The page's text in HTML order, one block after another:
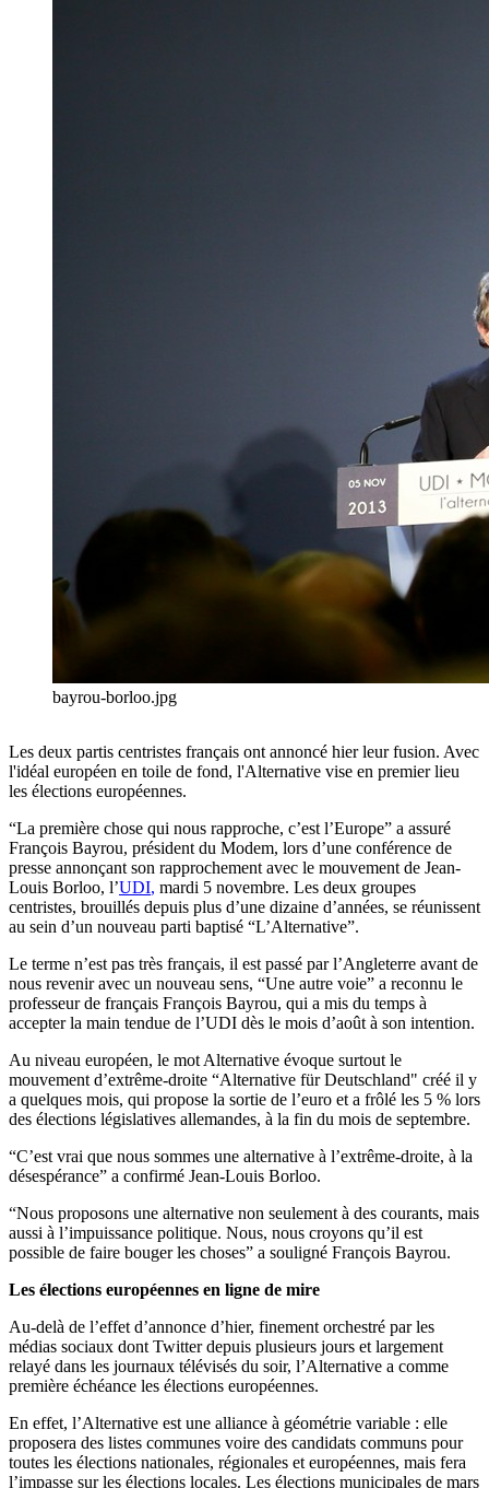
bayrou-borloo.jpg
Les deux partis centristes français ont annoncé hier leur fusion. Avec
l'idéal européen en toile de fond, l'Alternative vise en premier lieu
les élections européennes.
“La première chose qui nous rapproche, c’est l’Europe” a assuré
François Bayrou, président du Modem, lors d’une conférence de
presse annonçant son rapprochement avec le mouvement de Jean-
Louis Borloo, l’UDI, mardi 5 novembre. Les deux groupes
centristes, brouillés depuis plus d’une dizaine d’années, se réunissent
au sein d’un nouveau parti baptisé “L’Alternative”.
Le terme n’est pas très français, il est passé par l’Angleterre avant de
nous revenir avec un nouveau sens, “Une autre voie” a reconnu le
professeur de français François Bayrou, qui a mis du temps à
accepter la main tendue de l’UDI dès le mois d’août à son intention.
Au niveau européen, le mot Alternative évoque surtout le
mouvement d’extrême-droite “Alternative für Deutschland" créé il y
a quelques mois, qui propose la sortie de l’euro et a frôlé les 5 % lors
des élections législatives allemandes, à la fin du mois de septembre.
“C’est vrai que nous sommes une alternative à l’extrême-droite, à la
désespérance” a confirmé Jean-Louis Borloo.
“Nous proposons une alternative non seulement à des courants, mais
aussi à l’impuissance politique. Nous, nous croyons qu’il est
possible de faire bouger les choses” a souligné François Bayrou.
Les élections européennes en ligne de mire
Au-delà de l’effet d’annonce d’hier, finement orchestré par les
médias sociaux dont Twitter depuis plusieurs jours et largement
relayé dans les journaux télévisés du soir, l’Alternative a comme
première échéance les élections européennes.
En effet, l’Alternative est une alliance à géométrie variable : elle
proposera des listes communes voire des candidats communs pour
toutes les élections nationales, régionales et européennes, mais fera
l’impasse sur les élections locales. Les élections municipales de mars